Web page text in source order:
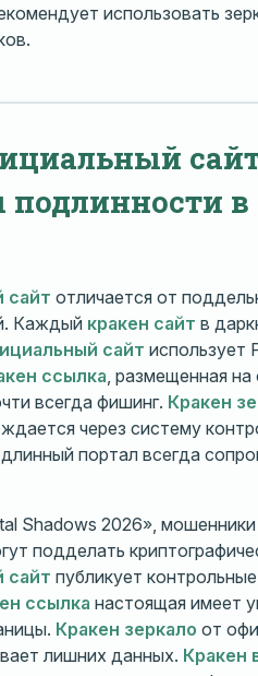
использовать
подлинности
сайт отличается от
Каждый кракен сайт в
сайт использует
ссылка , размещенная
всегда фишинг. Кракен
через систему
портал всегда
Shadows 2026»,
подделать
сайт публикует
ссылка настоящая имеет
Кракен зеркало от
лишних данных. Кракен